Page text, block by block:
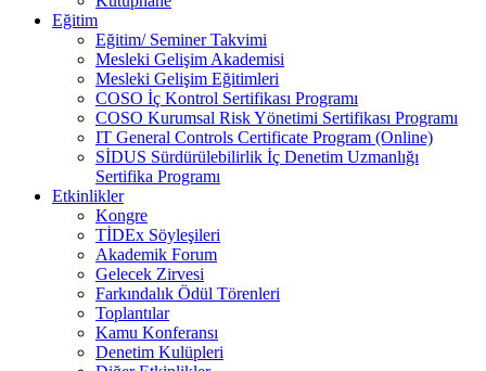
Eğitim
Eğitim/ Seminer Takvimi
Mesleki Gelişim Akademisi
Mesleki Gelişim Eğitimleri
COSO İç Kontrol Sertifikası Programı
COSO Kurumsal Risk Yönetimi Sertifikası Programı
IT General Controls Certificate Program (Online)
SİDUS Sürdürülebilirlik İç Denetim Uzmanlığı
Sertifika Programı
Etkinlikler
Kongre
TİDEx Söyleşileri
Akademik Forum
Gelecek Zirvesi
Farkındalık Ödül Törenleri
Toplantılar
Kamu Konferansı
Denetim Kulüpleri